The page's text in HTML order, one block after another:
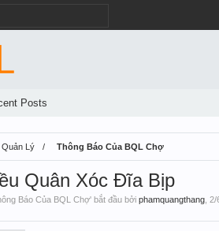
Quản Lý Thông Báo Của BQL Chợ
Quân Xóc Đĩa Bịp
Báo Của BQL Chợ' bắt đầu bởi phamquangthang 2/
Posts